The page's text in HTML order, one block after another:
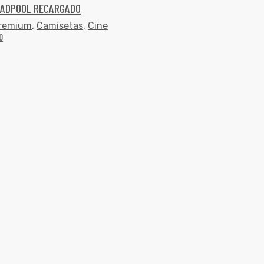
RECARGADO
, Camisetas, Cine